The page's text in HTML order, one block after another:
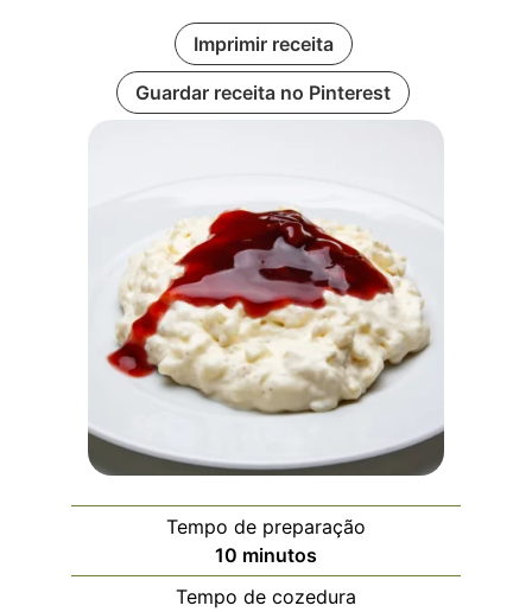
Imprimir receita
Guardar receita no Pinterest
Tempo de preparação
10 minutos
Tempo de cozedura